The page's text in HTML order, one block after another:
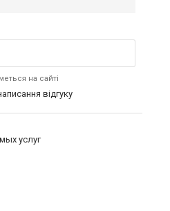
на сайті
відгуку
услуг